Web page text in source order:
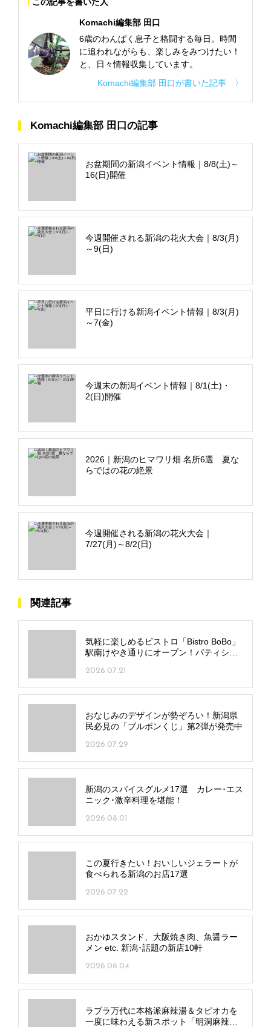
Komachi編集部 田口
6歳のわんぱく息子と格闘する毎日。時間
に追われながらも、楽しみをみつけたい！
と、日々情報収集しています。
Komachi編集部 田口が書いた記事 〉
Komachi編集部 田口の記事
お盆期間の新潟イベント情報｜8/8(土)～
16(日)開催
今週開催される新潟の花火大会｜8/3(月)
～9(日)
平日に行ける新潟イベント情報｜8/3(月)
～7(金)
今週末の新潟イベント情報｜8/1(土)・
2(日)開催
2026｜新潟のヒマワリ畑 名所6選 夏な
らではの花の絶景
今週開催される新潟の花火大会｜
7/27(月)～8/2(日)
関連記事
気軽に楽しめるビストロ「Bistro BoBo」
駅南けやき通りにオープン！パティシエ
2026.07.21
おなじみのデザインが勢ぞろい！新潟県
民必見の「ブルボンくじ」第2弾が発売中
2026.07.29
新潟のスパイスグルメ17選 カレー･エス
ニック･激辛料理を堪能！
2026.08.01
この夏行きたい！おいしいジェラートが
食べられる新潟のお店17選
2026.07.22
おかゆスタンド、大阪焼き肉、魚醤ラー
メン etc. 新潟･話題の新店10軒
2026.06.04
ラブラ万代に本格派麻辣湯＆タピオカを
一度に味わえる新スポット「明洞麻辣湯